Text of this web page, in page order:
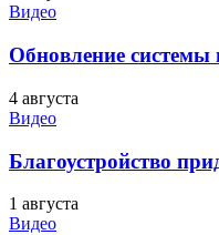
Видео
Обновление системы
4 августа
Видео
Благоустройство
1 августа
Видео